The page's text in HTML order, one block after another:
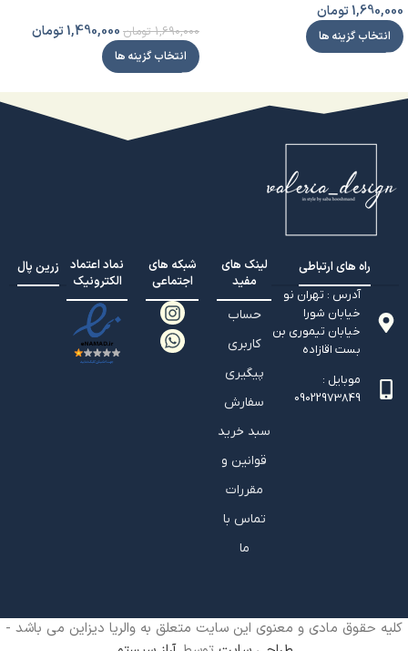
1,690,000تومان
انتخاب گزینه ها 1,690,000 تومان 1,490,000تومان
انتخاب گزینه ها
راه های ارتباطی
آدرس : تهران نو
خیابان شورا
خیابان تيموري بن
بست اقازاده
موبایل :
09022973849
لینک های
مفید
حساب
کاربری
پیگیری
سفارش
سبد خرید
قوانین و
مقررات
تماس با
ما
شبکه های
اجتماعی
نماد اعتماد
الکترونیک
زرین پال
کلیه حقوق مادی و معنوی این سایت متعلق به والریا دیزاین می باشد -